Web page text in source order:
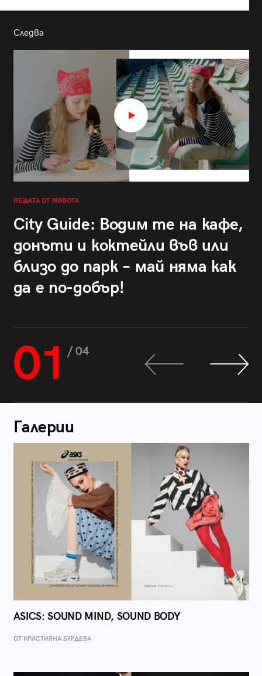
Следва
НЕЩАТА ОТ ЖИВОТА
City Guide: Водим те на кафе,
донъти и коктейли във или
близо до парк – май няма как
да е по-добър!
01 / 04
Галерии
ASICS: SOUND MIND, SOUND BODY
ОТ КРИСТИЯНА БУРДЕВА